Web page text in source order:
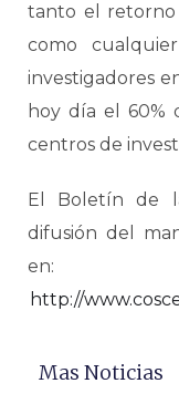
tanto el retorno
como
investigadores
hoy día el 60%
centros de
El Boletín de
difusión del
en:
http://
Mas Noticias